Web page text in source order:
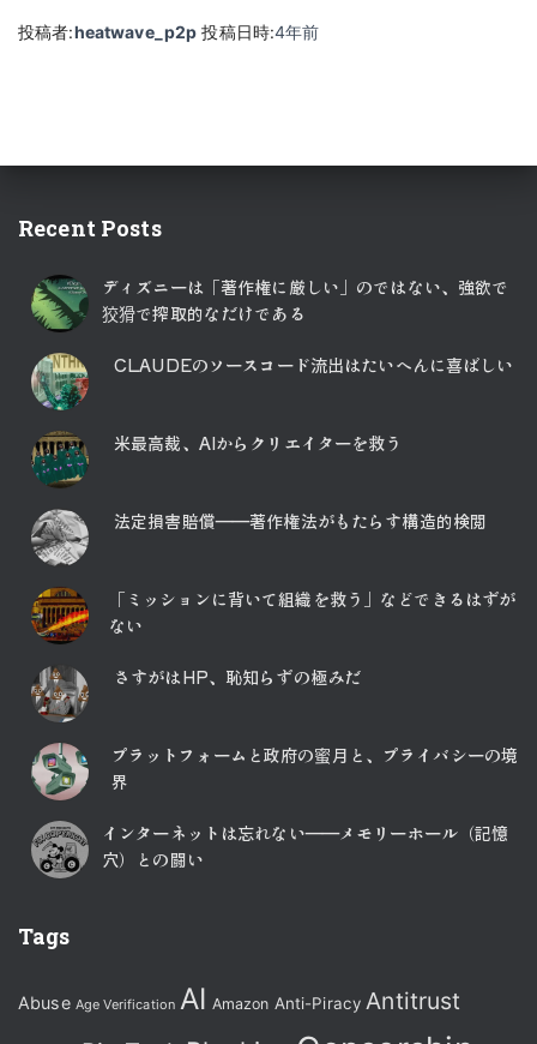
投稿者:heatwave_p2p 投稿日時:4年前
Recent Posts
ディズニーは「著作権に厳しい」のではない、強欲で
狡猾で搾取的なだけである
CLAUDEのソースコード流出はたいへんに喜ばしい
米最高裁、AIからクリエイターを救う
法定損害賠償――著作権法がもたらす構造的検閲
「ミッションに背いて組織を救う」などできるはずが
ない
さすがはHP、恥知らずの極みだ
プラットフォームと政府の蜜月と、プライバシーの境
界
インターネットは忘れない――メモリーホール（記憶
穴）との闘い
Tags
Abuse Age Verification AI Amazon Anti-Piracy Antitrust